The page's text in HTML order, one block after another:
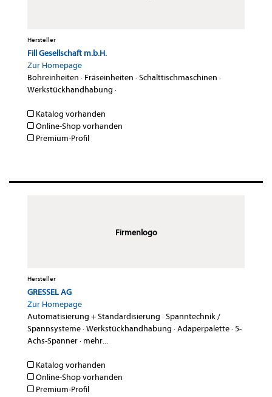
Hersteller
Fill Gesellschaft m.b.H.
Zur Homepage
Bohreinheiten · Fräseinheiten ·Schalttischmaschinen ·
Werkstückhandhabung ·
Katalog vorhanden
Online-Shop vorhanden
Premium-Profil
Firmenlogo
Hersteller
GRESSEL AG
Zur Homepage
Automatisierung + Standardisierung ·Spanntechnik /
Spannsysteme·Werkstückhandhabung ·Adaperpalette·5-
Achs-Spanner· mehr...
Katalog vorhanden
Online-Shop vorhanden
Premium-Profil